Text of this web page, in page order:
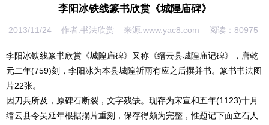
李阳冰铁线篆书欣赏《城隍庙碑》
2013/11/24 作者:书法欣赏 来源:www.yac8.com 阅读： 80975
李阳冰铁线篆书欣赏《城隍庙碑》又称《缙云县城隍庙记碑》，唐乾
元二年(759)刻，李阳冰为本县城隍祈雨有应之后撰并书。篆书书法图
片22张。
因刀兵所及，原碑石断裂，文字残缺。现存为宋宣和五年(1123)十月
缙云县令吴延年根据搨片重刻，保存得颇为完整，惟题记下面立石人